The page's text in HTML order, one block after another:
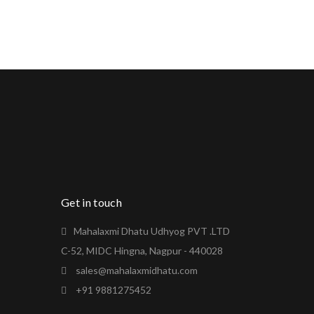
Get in touch
Mahalaxmi Dhatu Udhyog PVT .LTD
C-52, MIDC Hingna, Nagpur - 440028
sales@mahalaxmidhatu.com
+91 9881275452